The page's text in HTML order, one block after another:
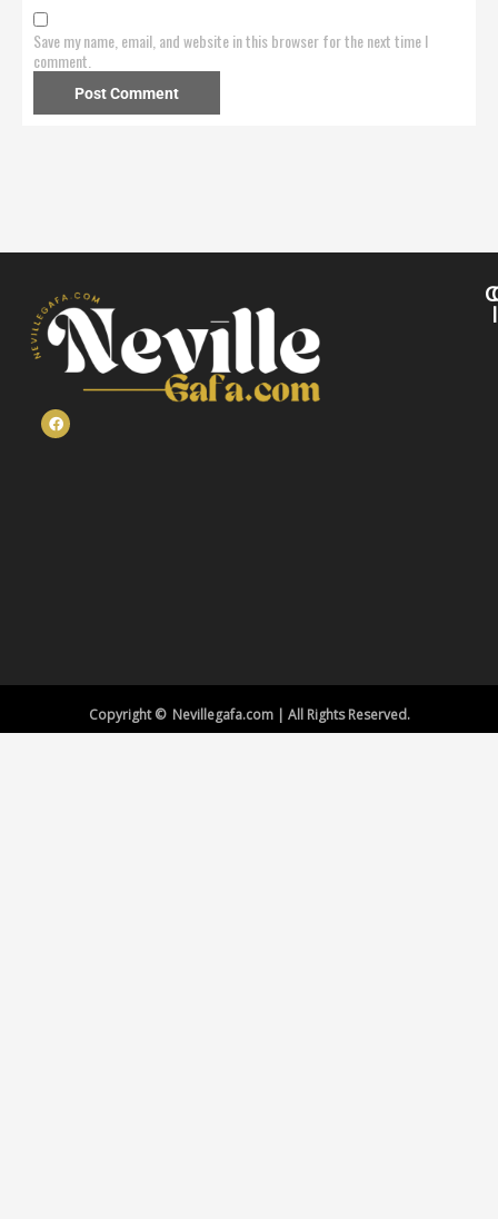
Save my name, email, and website in this browser for the next time I
comment.
Copyright © Nevillegafa.com | All Rights Reserved.